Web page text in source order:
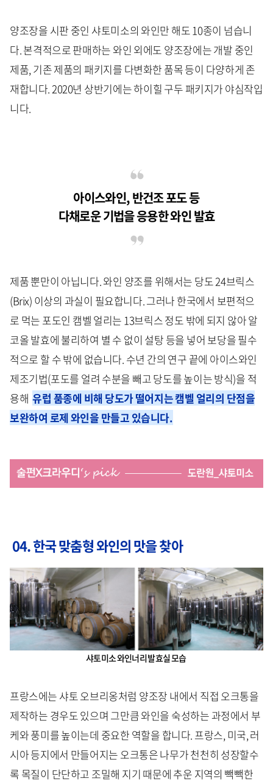
양조장을 시판 중인 샤토미소의 와인만 해도 10종이 넘습니
다. 본격적으로 판매하는 와인 외에도 양조장에는 개발 중인
제품, 기존 제품의 패키지를 다변화한 품목 등이 다양하게 존
재합니다. 2020년 상반기에는 하이힐 구두 패키지가 야심작입
니다.
아이스와인, 반건조 포도 등
다채로운 기법을 응용한 와인 발효
제품 뿐만이 아닙니다. 와인 양조를 위해서는 당도 24브릭스
(Brix) 이상의 과실이 필요합니다. 그러나 한국에서 보편적으
로 먹는 포도인 캠벨 얼리는 13브릭스 정도 밖에 되지 않아 알
코올 발효에 불리하여 별 수 없이 설탕 등을 넣어 보당을 필수
적으로 할 수 밖에 없습니다. 수년 간의 연구 끝에 아이스와인
제조기법(포도를 얼려 수분을 빼고 당도를 높이는 방식)을 적
용해유럽 품종에 비해 당도가 떨어지는 캠벨 얼리의 단점을
보완하여 로제 와인을 만들고 있습니다.
04.한국 맞춤형 와인의 맛을 찾아
샤토미소 와인너리 발효실 모습
프랑스에는 샤토 오브리옹처럼 양조장 내에서 직접 오크통을
제작하는 경우도 있으며 그만큼 와인을 숙성하는 과정에서 부
케와 풍미를 높이는데 중요한 역할을 합니다. 프랑스, 미국, 러
시아 등지에서 만들어지는 오크통은 나무가 천천히 성장할수
록 목질이 단단하고 조밀해 지기 때문에 추운 지역의 빽빽한